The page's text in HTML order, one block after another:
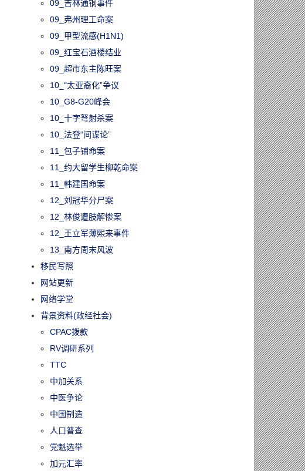
09_吉林通钢事件
09_弗州理工命案
09_甲型流感(H1N1)
09_红宝石酒楼结业
09_超市东主陈旺案
10_“太亚裔化”争议
10_G8-G20峰会
10_十字弩射杀案
10_法登“间谍论”
11_包子铺命案
11_约大留学生柳乾命案
11_韩建国命案
12_刘冠华分尸案
12_林俊遭肢解惨案
12_王立军薄熙来事件
13_南方周末风波
移民写照
网站更新
网络学堂
背景资料(政经社会)
CPAC拨款
RV调研系列
TTC
中加关系
中医争论
中国制造
人口普查
党魁选举
加元汇率